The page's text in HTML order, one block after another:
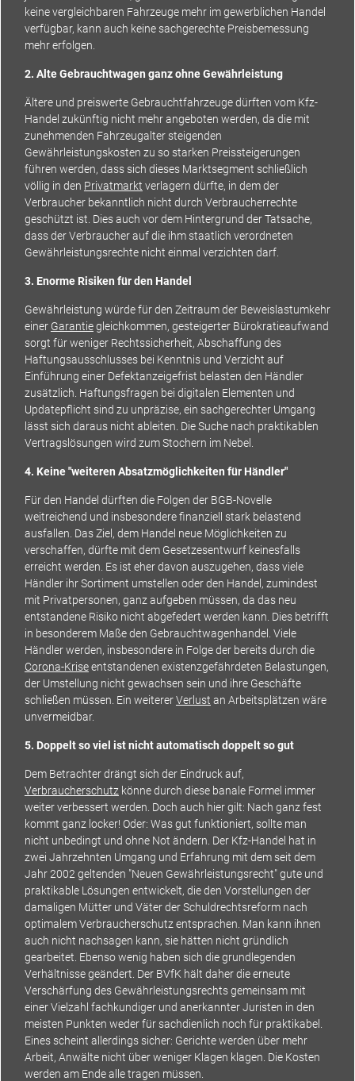
keine vergleichbaren Fahrzeuge mehr im gewerblichen Handel
verfügbar, kann auch keine sachgerechte Preisbemessung
mehr erfolgen.
2. Alte Gebrauchtwagen ganz ohne Gewährleistung
Ältere und preiswerte Gebrauchtfahrzeuge dürften vom Kfz-
Handel zukünftig nicht mehr angeboten werden, da die mit
zunehmenden Fahrzeugalter steigenden
Gewährleistungskosten zu so starken Preissteigerungen
führen werden, dass sich dieses Marktsegment schließlich
völlig in den Privatmarkt verlagern dürfte, in dem der
Verbraucher bekanntlich nicht durch Verbraucherrechte
geschützt ist. Dies auch vor dem Hintergrund der Tatsache,
dass der Verbraucher auf die ihm staatlich verordneten
Gewährleistungsrechte nicht einmal verzichten darf.
3. Enorme Risiken für den Handel
Gewährleistung würde für den Zeitraum der Beweislastumkehr
einer Garantiegleichkommen, gesteigerter Bürokratieaufwand
sorgt für weniger Rechtssicherheit, Abschaffung des
Haftungsausschlusses bei Kenntnis und Verzicht auf
Einführung einer Defektanzeigefrist belasten den Händler
zusätzlich. Haftungsfragen bei digitalen Elementen und
Updatepflicht sind zu unpräzise, ein sachgerechter Umgang
lässt sich daraus nicht ableiten. Die Suche nach praktikablen
Vertragslösungen wird zum Stochern im Nebel.
4. Keine "weiteren Absatzmöglichkeiten für Händler"
Für den Handel dürften die Folgen der BGB-Novelle
weitreichend und insbesondere finanziell stark belastend
ausfallen. Das Ziel, dem Handel neue Möglichkeiten zu
verschaffen, dürfte mit dem Gesetzesentwurf keinesfalls
erreicht werden. Es ist eher davon auszugehen, dass viele
Händler ihr Sortiment umstellen oder den Handel, zumindest
mit Privatpersonen, ganz aufgeben müssen, da das neu
entstandene Risiko nicht abgefedert werden kann. Dies betrifft
in besonderem Maße den Gebrauchtwagenhandel. Viele
Händler werden, insbesondere in Folge der bereits durch die
Corona-Kriseentstandenen existenzgefährdeten Belastungen,
der Umstellung nicht gewachsen sein und ihre Geschäfte
schließen müssen. Ein weitererVerlust an Arbeitsplätzen wäre
unvermeidbar.
5. Doppelt so viel ist nicht automatisch doppelt so gut
Dem Betrachter drängt sich der Eindruck auf,
Verbraucherschutz könne durch diese banale Formel immer
weiter verbessert werden. Doch auch hier gilt: Nach ganz fest
kommt ganz locker! Oder: Was gut funktioniert, sollte man
nicht unbedingt und ohne Not ändern. Der Kfz-Handel hat in
zwei Jahrzehnten Umgang und Erfahrung mit dem seit dem
Jahr 2002 geltenden "Neuen Gewährleistungsrecht" gute und
praktikable Lösungen entwickelt, die den Vorstellungen der
damaligen Mütter und Väter der Schuldrechtsreform nach
optimalem Verbraucherschutz entsprachen. Man kann ihnen
auch nicht nachsagen kann, sie hätten nicht gründlich
gearbeitet. Ebenso wenig haben sich die grundlegenden
Verhältnisse geändert. Der BVfK hält daher die erneute
Verschärfung des Gewährleistungsrechts gemeinsam mit
einer Vielzahl fachkundiger und anerkannter Juristen in den
meisten Punkten weder für sachdienlich noch für praktikabel.
Eines scheint allerdings sicher: Gerichte werden über mehr
Arbeit, Anwälte nicht über weniger Klagen klagen. Die Kosten
werden am Ende alle tragen müssen.